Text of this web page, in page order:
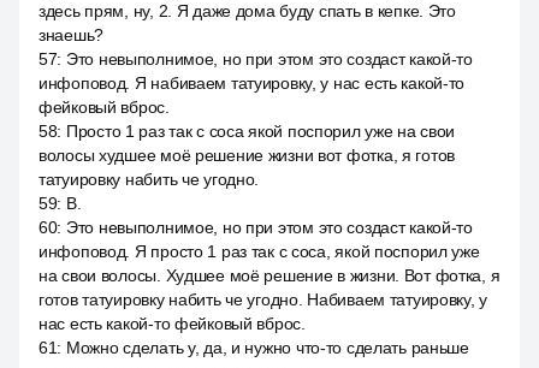
здесь прям, ну, 2. Я даже дома буду спать в кепке. Это
знаешь?
57: Это невыполнимое, но при этом это создаст какой-то
инфоповод. Я набиваем татуировку, у нас есть какой-то
фейковый вброс.
58: Просто 1 раз так с coca якой поспорил уже на свои
волосы худшее моё решение жизни вот фотка, я готов
татуировку набить че угодно.
59: В.
60: Это невыполнимое, но при этом это создаст какой-то
инфоповод. Я просто 1 раз так с coca, якой поспорил уже
на свои волосы. Худшее моё решение в жизни. Вот фотка, я
готов татуировку набить че угодно. Набиваем татуировку, у
нас есть какой-то фейковый вброс.
61: Можно сделать у, да, и нужно что-то сделать раньше